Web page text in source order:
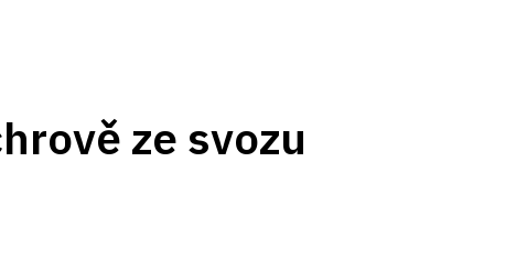
ze svozu